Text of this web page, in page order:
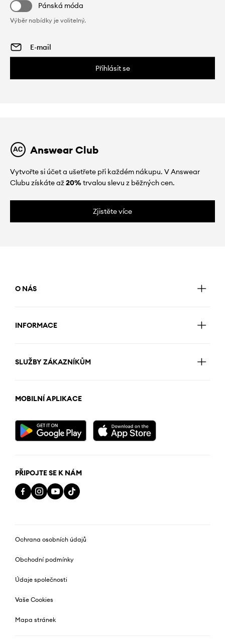
Pánská móda
Výběr nabídky je volitelný.
Přihlásit se
Answear Club
Vytvořte si účet a ušetřete při každém nákupu. V Answear
Clubu získáte až20%trvalou slevu z běžných cen.
Zjistěte více
O NÁS
INFORMACE
SLUŽBY ZÁKAZNÍKŮM
MOBILNÍ APLIKACE
PŘIPOJTE SE K NÁM
Ochrana osobních údajů
Obchodní podmínky
Údaje společnosti
Vaše Cookies
Mapa stránek